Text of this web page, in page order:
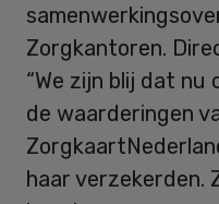
Zorgkantoren.
“We zijn blij dat nu
de waarderingen
haar verzekerden.